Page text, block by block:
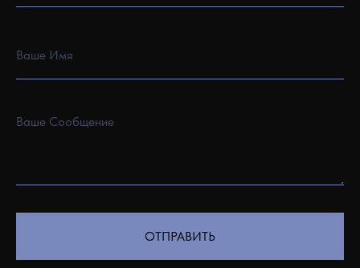
ОТПРАВИТЬ